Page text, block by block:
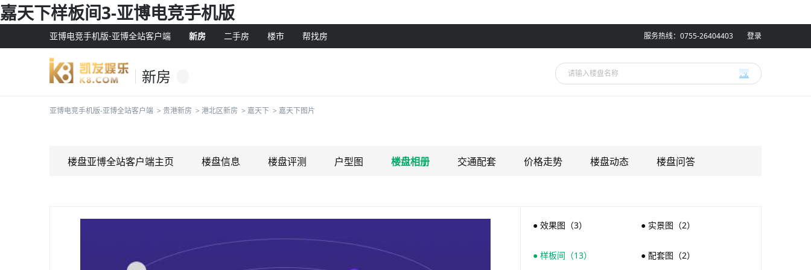
嘉天下样板间3-亚博电竞手机版
亚博电竞手机版-亚博全站客户端 新房 二手房 楼市 帮找房 服务热线：0755-26404403 登录
新房
亚博电竞手机版-亚博全站客户端 > 贵港新房 > 港北区新房 > 嘉天下 > 嘉天下图片
楼盘亚博全站客户端主页 楼盘信息 楼盘评测 户型图 楼盘相册 交通配套 价格走势 楼盘动态 楼盘问答
● 效果图（3） ● 实景图（2）
● 样板间（13） ● 配套图（2）